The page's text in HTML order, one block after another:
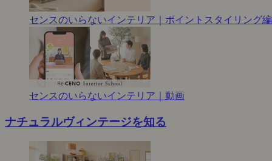
センスのいらないインテリア｜ポイントスタイリング編
センスのいらないインテリア｜動画
ナチュラルヴィンテージを知る